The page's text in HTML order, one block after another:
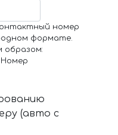
номер
формате.
образом:
(авто с